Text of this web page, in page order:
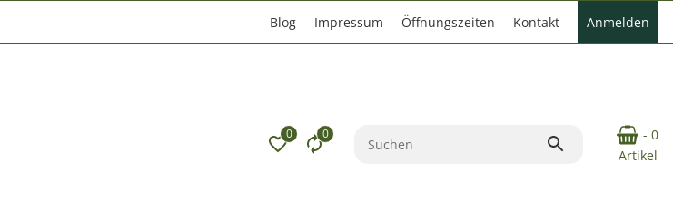
Blog Impressum Öffnungszeiten Kontakt Anmelden
0 0
- 0
Artikel